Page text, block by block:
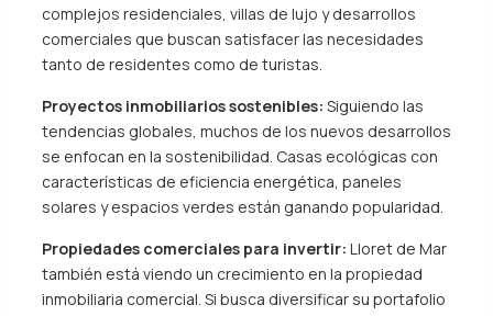
complejos residenciales, villas de lujo y desarrollos
comerciales que buscan satisfacer las necesidades
tanto de residentes como de turistas.
Proyectos inmobiliarios sostenibles: Siguiendo las
tendencias globales, muchos de los nuevos desarrollos
se enfocan en la sostenibilidad. Casas ecológicas con
características de eficiencia energética, paneles
solares y espacios verdes están ganando popularidad.
Propiedades comerciales para invertir: Lloret de Mar
también está viendo un crecimiento en la propiedad
inmobiliaria comercial. Si busca diversificar su portafolio